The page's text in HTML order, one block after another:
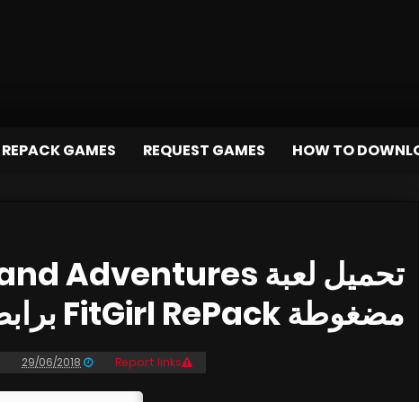
REPACK GAMES REQUEST GAMES HOW TO
مضغوطة FitGirl RePack برابط مباشر وتورنت
29/06/2018 Report links